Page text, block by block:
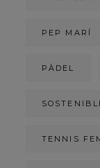
PEP MARÍ
PÀDEL
TENNIS